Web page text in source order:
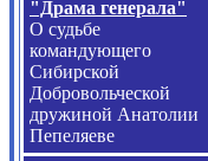
"Драма генерала"
О судьбе
командующего
Сибирской
Добровольческой
дружиной Анатолии
Пепеляеве